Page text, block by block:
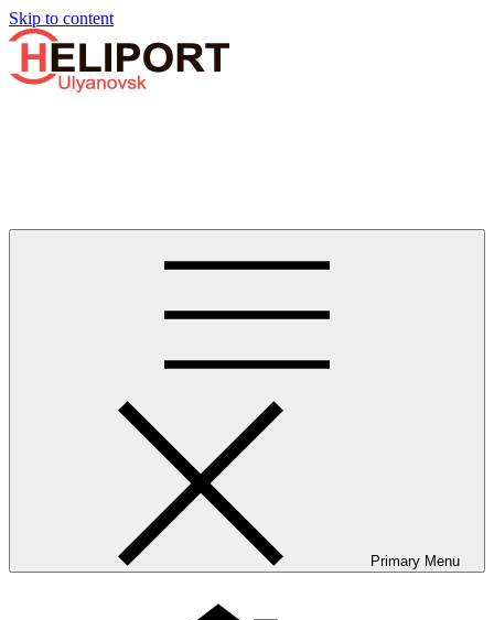
Skip to content
Primary Menu